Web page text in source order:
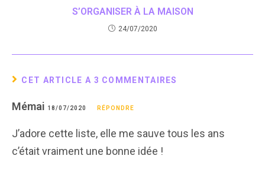
S’ORGANISER À LA MAISON
24/07/2020
CET ARTICLE A 3 COMMENTAIRES
Mémai 18/07/2020 RÉPONDRE
J’adore cette liste, elle me sauve tous les ans
c’était vraiment une bonne idée !